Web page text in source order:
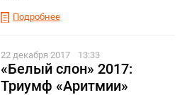
Подробнее
22 декабря 2017 13:33
«Белый слон» 2017:
Триумф «Аритмии»